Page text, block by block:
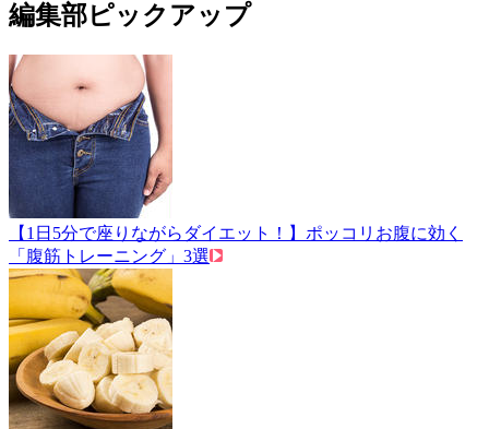
編集部ピックアップ
【1日5分で座りながらダイエット！】ポッコリお腹に効く
「腹筋トレーニング」3選